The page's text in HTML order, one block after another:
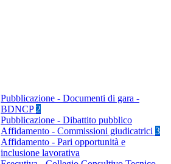
Pubblicazione - Documenti di gara -
BDNCP 2
Pubblicazione - Dibattito pubblico
Affidamento - Commissioni giudicatrici 3
Affidamento - Pari opportunità e
inclusione lavorativa